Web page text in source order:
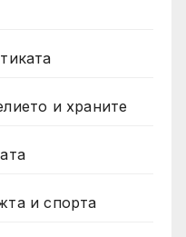
и храните
и спорта